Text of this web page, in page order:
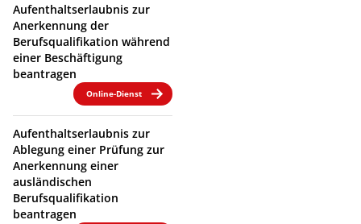
Aufenthaltserlaubnis zur
Anerkennung der
Berufsqualifikation während
einer Beschäftigung
beantragen
Online-Dienst
Aufenthaltserlaubnis zur
Ablegung einer Prüfung zur
Anerkennung einer
ausländischen
Berufsqualifikation
beantragen